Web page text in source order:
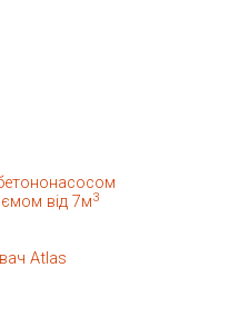
від 7м3
Atlas